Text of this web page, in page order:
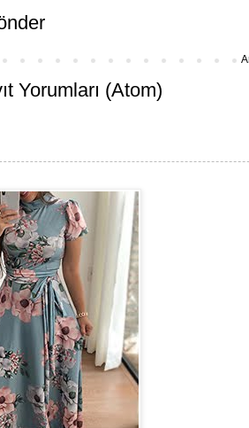
Yorumları (Atom)